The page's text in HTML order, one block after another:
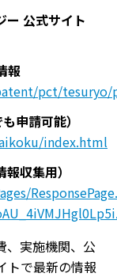
ー 公式サイト
報
pct/tesuryo/
申請可能）
index.html
収集用）
、実施機関、公
トで最新の情報